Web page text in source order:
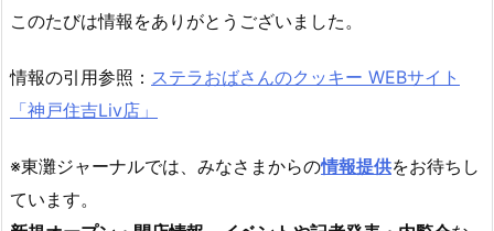
このたびは情報をありがとうございました。
情報の引用参照： ステラおばさんのクッキー WEBサイト
「神戸住吉Liv店」
※東灘ジャーナルでは、みなさまからの情報提供をお待ちし
ています。